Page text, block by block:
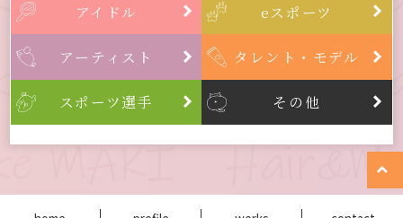
アイドル  eスポーツ 
アーティスト  タレント・モデル 
スポーツ選手  その他 
